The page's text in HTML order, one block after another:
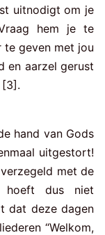
uitnodigt om je
hem je te
te geven met jou
en aarzel gerust
[3].
hand van Gods
uitgestort!
met de
hoeft dus niet
dat deze dagen
“Welkom,